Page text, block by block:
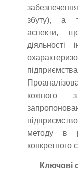
збуту), а
аспекти,
діяльності
кожного
методу в
конкретного
Ключові